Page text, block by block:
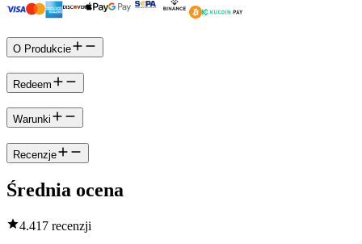
O Produkcie
Redeem
Warunki
Recenzje
Średnia ocena
4.417 recenzji